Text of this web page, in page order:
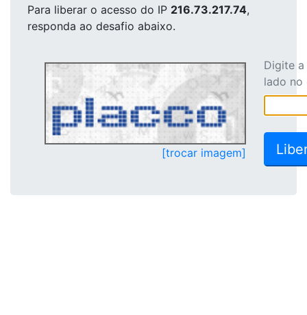
Para liberar o acesso do IP 216.73.217.74,
responda ao desafio abaixo.
[trocar imagem]
Digite
lado no